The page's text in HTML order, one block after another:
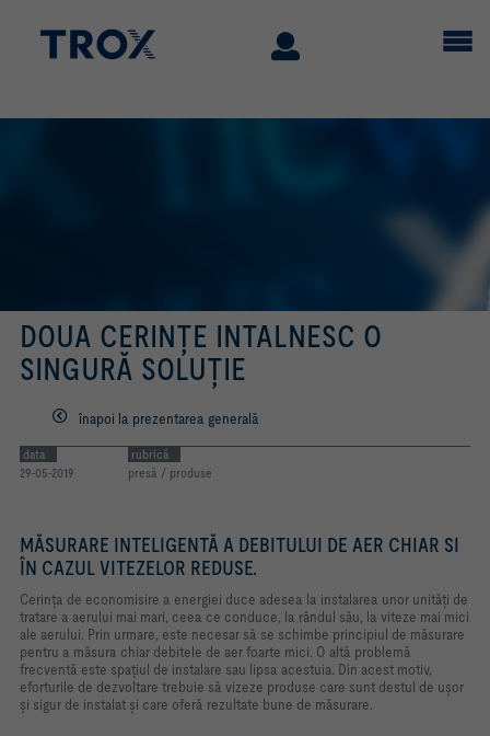
DOUA CERINȚE INTALNESC O
SINGURĂ SOLUȚIE
înapoi la prezentarea generală
data
29-05-2019
rubrică
presă / produse
MĂSURARE INTELIGENTĂ A DEBITULUI DE AER CHIAR SI
ÎN CAZUL VITEZELOR REDUSE.
Cerința de economisire a energiei duce adesea la instalarea unor unități de
tratare a aerului mai mari, ceea ce conduce, la rândul său, la viteze mai mici
ale aerului. Prin urmare, este necesar să se schimbe principiul de măsurare
pentru a măsura chiar debitele de aer foarte mici. O altă problemă
frecventă este spațiul de instalare sau lipsa acestuia. Din acest motiv,
eforturile de dezvoltare trebuie să vizeze produse care sunt destul de ușor
și sigur de instalat și care oferă rezultate bune de măsurare.